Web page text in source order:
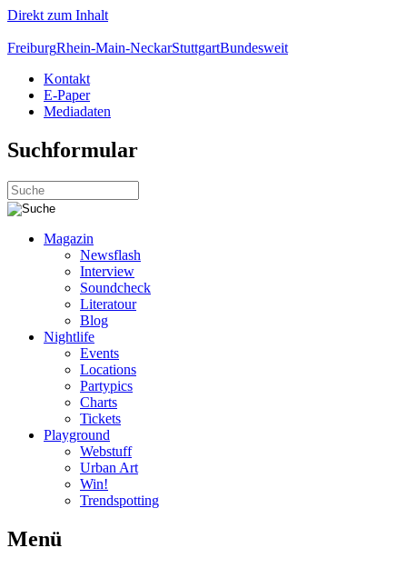
Direkt zum Inhalt
FreiburgRhein-Main-NeckarStuttgartBundesweit
Kontakt
E-Paper
Mediadaten
Suchformular
Magazin
Newsflash
Interview
Soundcheck
Literatour
Blog
Nightlife
Events
Locations
Partypics
Charts
Tickets
Playground
Webstuff
Urban Art
Win!
Trendspotting
Menü